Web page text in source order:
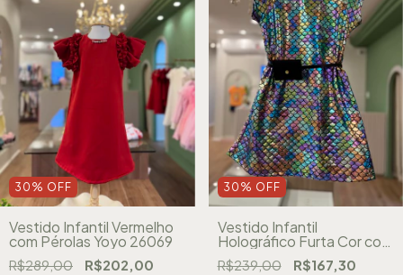
30 % OFF
Vestido Infantil Vermelho
com Pérolas Yoyo 26069
R$289,00 R$202,00
30 % OFF
Vestido Infantil
Holográfico Furta Cor com
Pochete Yoyo 26074
R$239,00 R$167,30